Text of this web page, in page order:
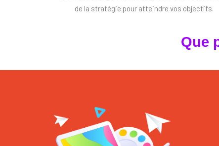
de la stratégie pour atteindre vos objectifs.
Que